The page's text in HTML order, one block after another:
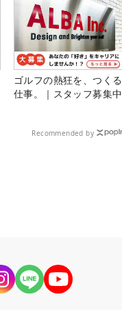
ゴルフの熱狂を、つくる
仕事。｜スタッフ募集中
Recommended by